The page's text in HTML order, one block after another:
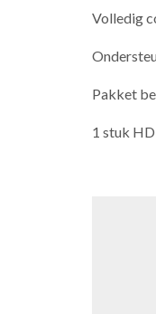
Volledig
Pakket
1 stuk